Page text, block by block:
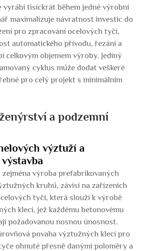
vyrábí tisíckrát během jedné výrobní
maximalizuje návratnost investic do
pro zpracování ocelových tyčí,
automatického přívodu, řezání a
celkovým objemem výroby. Jediný
cyklus může dodat veškeré
pro celý projekt s minimálním
a podzemní
výztuží a
výroba prefabrikovaných
kruhů, závisí na zařízeních
tyčí, která slouží k výrobě
klecí, jež každému betonovému
požadovanou nosnou únosnost.
povaha výztužných klecí pro
ohnuté přesně danými poloměry a